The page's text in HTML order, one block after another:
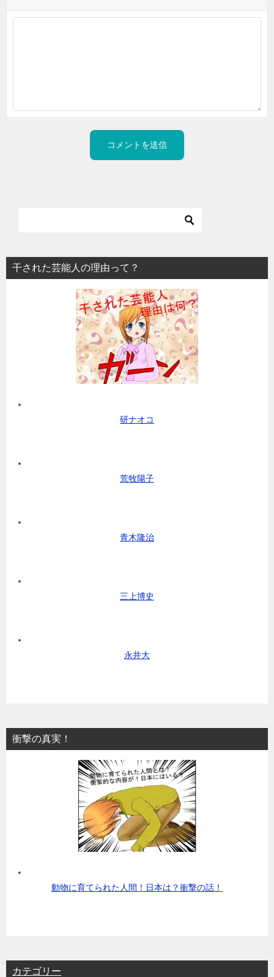
干された芸能人の理由って？
研ナオコ
荒牧陽子
青木隆治
三上博史
永井大
衝撃の真実！
動物に育てられた人間！日本は？衝撃の話！
カテゴリー